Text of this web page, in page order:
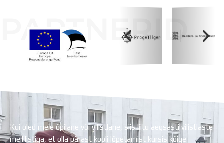
PARTNERID
Kui oled meie õpilane või vilistlane, siis liitu aegsasti vilistlaste
meililistiga, et olla pärast kooli lõpetamist kursis kõige